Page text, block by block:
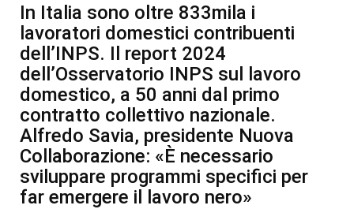
In Italia sono oltre 833mila i
lavoratori domestici contribuenti
dell’INPS. Il report 2024
dell’Osservatorio INPS sul lavoro
domestico, a 50 anni dal primo
contratto collettivo nazionale.
Alfredo Savia, presidente Nuova
Collaborazione: «È necessario
sviluppare programmi specifici per
far emergere il lavoro nero»